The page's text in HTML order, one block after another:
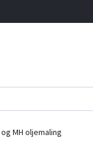
MH oljemaling